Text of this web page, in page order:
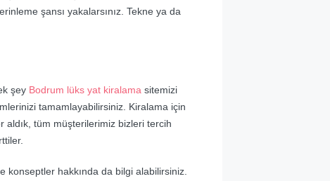
şansı yakalarsınız. Tekne ya da
şey Bodrum lüks yat kiralama sitemizi
tamamlayabilirsiniz. Kiralama için
tüm müşterilerimiz bizleri tercih
konseptler hakkında da bilgi alabilirsiniz.